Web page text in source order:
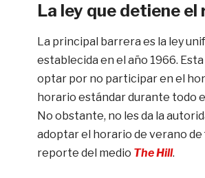
La ley que detiene el
La principal barrera es la ley
establecida en el año 1966.
optar por no participar en el
horario estándar durante todo
No obstante, no les da la
adoptar el horario de verano
reporte del medio The Hill.